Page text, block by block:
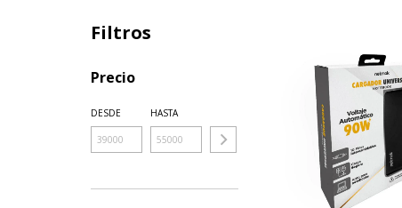
Filtros
Precio
DESDE HASTA